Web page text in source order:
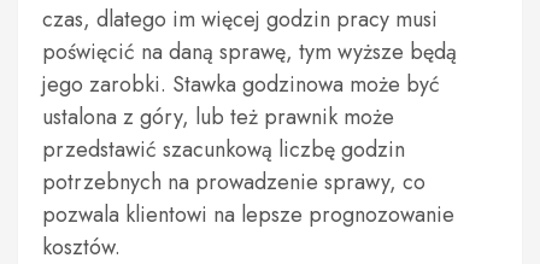
czas, dlatego im więcej godzin pracy musi
poświęcić na daną sprawę, tym wyższe będą
jego zarobki. Stawka godzinowa może być
ustalona z góry, lub też prawnik może
przedstawić szacunkową liczbę godzin
potrzebnych na prowadzenie sprawy, co
pozwala klientowi na lepsze prognozowanie
kosztów.